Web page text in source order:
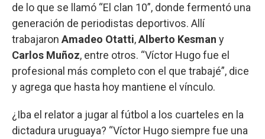
de lo que se llamó “El clan 10”, donde fermentó una
generación de periodistas deportivos. Allí
trabajaron Amadeo Otatti,Alberto Kesman y
Carlos Muñoz, entre otros. “Víctor Hugo fue el
profesional más completo con el que trabajé”, dice
y agrega que hasta hoy mantiene el vínculo.
¿Iba el relator a jugar al fútbol a los cuarteles en la
dictadura uruguaya? “Víctor Hugo siempre fue una